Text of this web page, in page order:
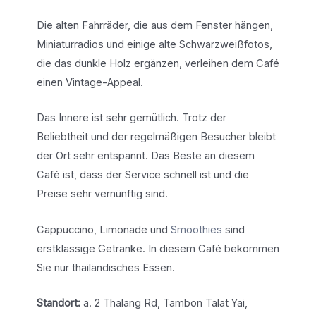
Die alten Fahrräder, die aus dem Fenster hängen,
Miniaturradios und einige alte Schwarzweißfotos,
die das dunkle Holz ergänzen, verleihen dem Café
einen Vintage-Appeal.
Das Innere ist sehr gemütlich. Trotz der
Beliebtheit und der regelmäßigen Besucher bleibt
der Ort sehr entspannt. Das Beste an diesem
Café ist, dass der Service schnell ist und die
Preise sehr vernünftig sind.
Cappuccino, Limonade und Smoothies sind
erstklassige Getränke. In diesem Café bekommen
Sie nur thailändisches Essen.
Standort:a. 2 Thalang Rd, Tambon Talat Yai,